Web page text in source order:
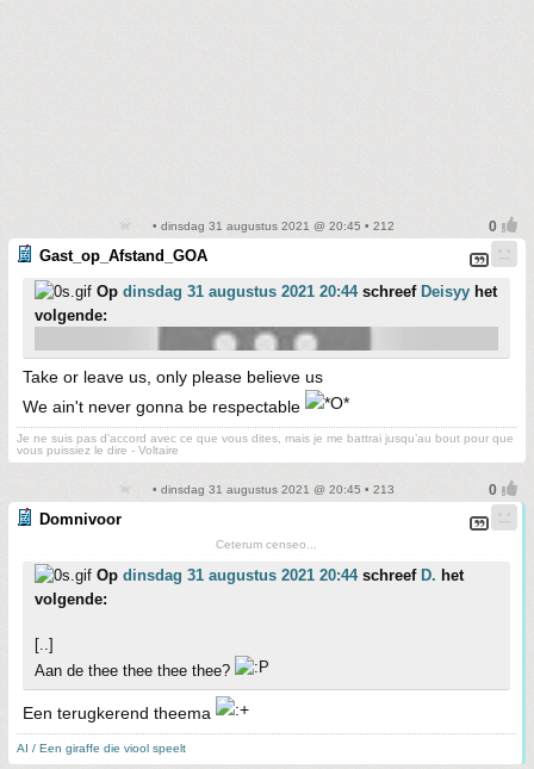
• dinsdag 31 augustus 2021 @ 20:45 • 212
Gast_op_Afstand_GOA
Op dinsdag 31 augustus 2021 20:44schreef Deisyy het
volgende:
Take or leave us, only please believe us
We ain't never gonna be respectable
Je ne suis pas d’accord avec ce que vous dites, mais je me battrai jusqu’au bout pour que
vous puissiez le dire - Voltaire
• dinsdag 31 augustus 2021 @ 20:45 • 213
Domnivoor
Ceterum censeo...
Op dinsdag 31 augustus 2021 20:44schreef D. het
volgende:
[..]
Aan de thee thee thee thee?
Een terugkerend theema
AI / Een giraffe die viool speelt